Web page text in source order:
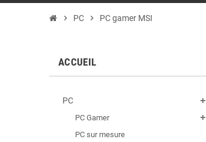
chevron_right PC chevron_right PC gamer MSI
ACCUEIL
PC add
PC Gamer add
PC sur mesure